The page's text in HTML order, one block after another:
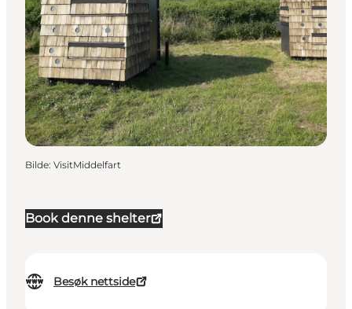
Book denne shelter
Besøk nettside
Bilde: VisitMiddelfart